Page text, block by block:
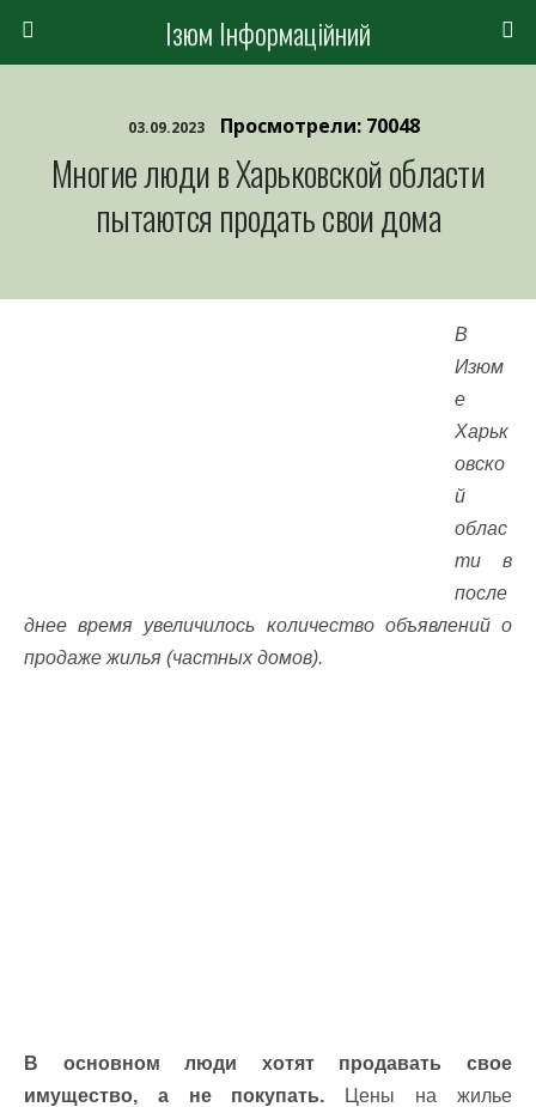
Ізюм Інформаційний
03.09.2023 Просмотрели: 70048
Многие люди в Харьковской области
пытаются продать свои дома
В
Изюм
е
Харьк
овско
й
облас
ти в
после
днее время увеличилось количество объявлений о
продаже жилья (частных домов).
В основном люди хотят продавать свое
имущество, а не покупать.
Цены на жилье